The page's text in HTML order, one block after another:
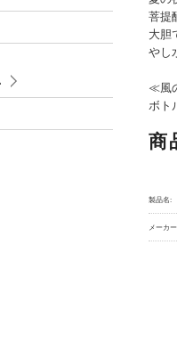
菩提
⼤胆
やし
≪⾵
ボト
商
製品名:
メーカ